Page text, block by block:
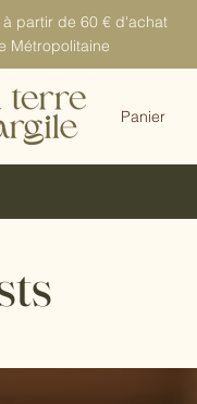
partir de 60 € d'achat
Métropolitaine
Panier